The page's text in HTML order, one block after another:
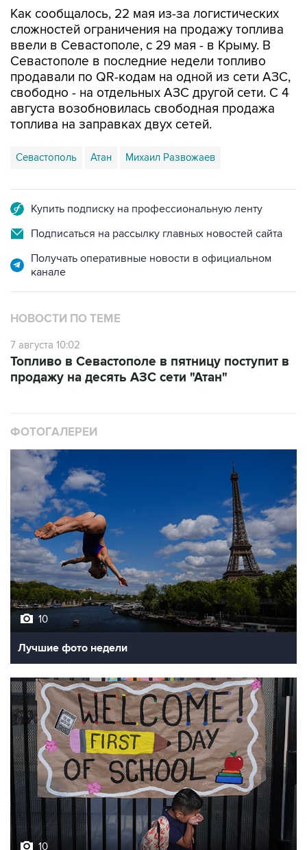
Как сообщалось, 22 мая из-за логистических
сложностей ограничения на продажу топлива
ввели в Севастополе, с 29 мая - в Крыму. В
Севастополе в последние недели топливо
продавали по QR-кодам на одной из сети АЗС,
свободно - на отдельных АЗС другой сети. С 4
августа возобновилась свободная продажа
топлива на заправках двух сетей.
Севастополь Атан Михаил Развожаев
Купить подписку на профессиональную ленту
Подписаться на рассылку главных новостей сайта
Получать оперативные новости в официальном
канале
НОВОСТИ ПО ТЕМЕ
7 августа 10:02
Топливо в Севастополе в пятницу поступит в
продажу на десять АЗС сети "Атан"
ФОТОГАЛЕРЕИ
10
Лучшие фото недели
10